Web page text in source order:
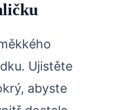
Ujistěte
abyste